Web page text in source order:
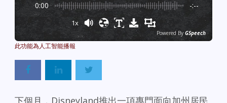
0:00 -:--
1x
Powered By GSpeech